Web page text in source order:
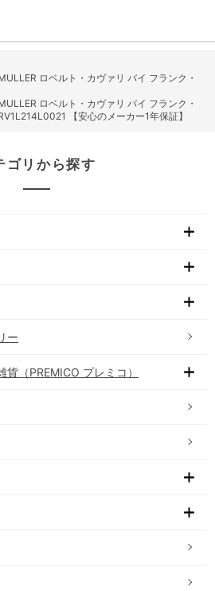
ロベルト・カヴァリ バイ フランク・
ロベルト・カヴァリ バイ フランク・
【安心のメーカー1年保証】
ゴリから探す
ー
（PREMICO プレミコ）